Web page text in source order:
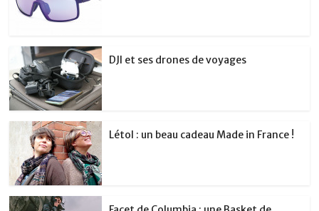
DJI et ses drones de voyages
Létol : un beau cadeau Made in France !